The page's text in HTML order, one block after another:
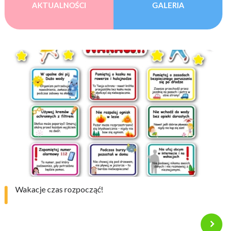
AKTUALNOŚCI GALERIA
Wakacje czas rozpocząć!